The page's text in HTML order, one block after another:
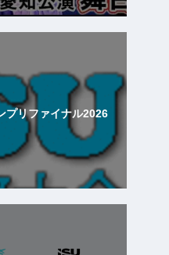
プリファイナル2026